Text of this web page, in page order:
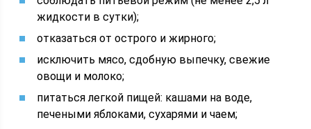
жидкости в сутки);
отказаться от острого и жирного;
исключить мясо, сдобную выпечку, свежие
овощи и молоко;
питаться легкой пищей: кашами на воде,
печеными яблоками, сухарями и чаем;